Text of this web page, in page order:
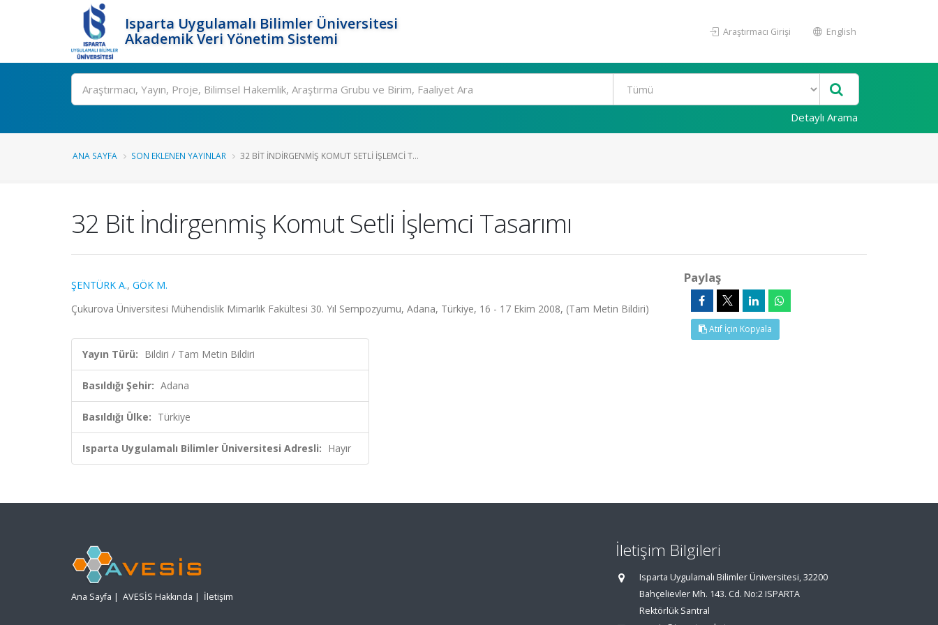
Isparta Uygulamalı Bilimler Üniversitesi
Akademik Veri Yönetim Sistemi
Araştırmacı Girişi English
Ara
Detaylı Arama
ANA SAYFA SON EKLENEN YAYINLAR 32 BIT İNDIRGENMIŞ KOMUT SETLI İŞLEMCI T...
32 Bit İndirgenmiş Komut Setli İşlemci Tasarımı
ŞENTÜRK A., GÖK M.
Çukurova Üniversitesi Mühendislik Mimarlık Fakültesi 30. Yıl Sempozyumu, Adana, Türkiye, 16 - 17 Ekim 2008, (Tam Metin Bildiri)
Yayın Türü: Bildiri / Tam Metin Bildiri
Basıldığı Şehir: Adana
Basıldığı Ülke: Türkiye
Isparta Uygulamalı Bilimler Üniversitesi Adresli: Hayır
Paylaş
Atıf İçin Kopyala
Ana Sayfa | AVESİS Hakkında | İletişim
İletişim Bilgileri
Isparta Uygulamalı Bilimler Üniversitesi, 32200
Bahçelievler Mh. 143. Cd. No:2 ISPARTA
Rektörlük Santral